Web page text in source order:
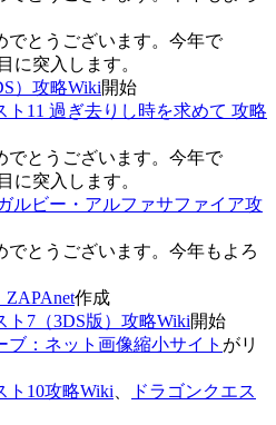
とうございます。今年で
に突入します。
）攻略Wiki開始
ト11 過ぎ去りし時を求めて 攻略
とうございます。今年で
に突入します。
ルビー・アルファサファイア攻
とうございます。今年もよろ
ZAPAnet作成
ト7（3DS版）攻略Wiki開始
ブ：ネット画像縮小サイト がリ
ト10攻略Wiki
ドラゴンクエス